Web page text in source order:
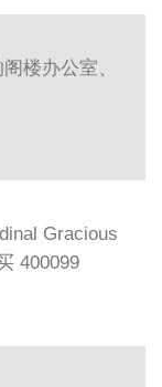
楼办公室、
Gracious
400099